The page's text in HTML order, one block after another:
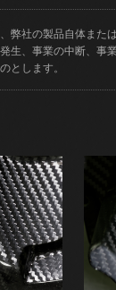
弊社の製品自体また
生、事業の中断、事
とします。